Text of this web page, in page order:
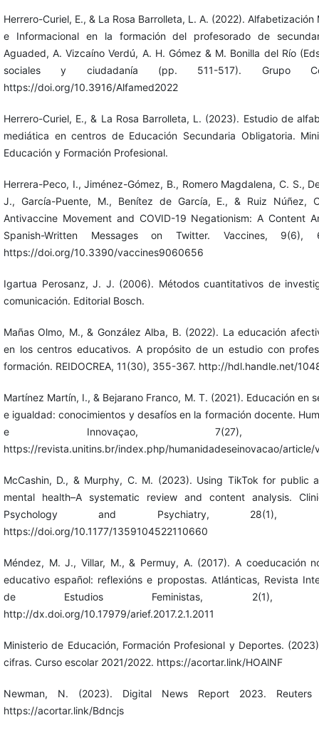
Herrero-Curiel, E., & La Rosa Barrolleta, L. A. (2022). Alfabetización
e Informacional en la formación del profesorado de
Aguaded, A. Vizcaíno Verdú, A. H. Gómez & M. Bonilla del Río
sociales y ciudadanía (pp. 511-517). Grupo
https://doi.org/10.3916/Alfamed2022
Herrero-Curiel, E., & La Rosa Barrolleta, L. (2023). Estudio de
mediática en centros de Educación Secundaria Obligatoria.
Educación y Formación Profesional.
Herrera-Peco, I., Jiménez-Gómez, B., Romero Magdalena, C. S.,
J., García-Puente, M., Benítez de García, E., & Ruiz Núñez,
Antivaccine Movement and COVID-19 Negationism: A Content
Spanish-Written Messages on Twitter. Vaccines, 9(6),
https://doi.org/10.3390/vaccines9060656
Igartua Perosanz, J. J. (2006). Métodos cuantitativos de
comunicación. Editorial Bosch.
Mañas Olmo, M., & González Alba, B. (2022). La educación
en los centros educativos. A propósito de un estudio con
formación. REIDOCREA, 11(30), 355-367. http://hdl.handle.net/
Martínez Martín, I., & Bejarano Franco, M. T. (2021). Educación en
e igualdad: conocimientos y desafíos en la formación docente.
e Innovaçao, 7(27), 134-
https://revista.unitins.br/index.php/humanidadeseinovacao/article/
McCashin, D., & Murphy, C. M. (2023). Using TikTok for public
mental health–A systematic review and content analysis.
Psychology and Psychiatry, 28(1),
https://doi.org/10.1177/1359104522110660
Méndez, M. J., Villar, M., & Permuy, A. (2017). A coeducación
educativo español: reflexións e propostas. Atlánticas, Revista
de Estudios Feministas, 2(1),
http://dx.doi.org/10.17979/arief.2017.2.1.2011
Ministerio de Educación, Formación Profesional y Deportes.
cifras. Curso escolar 2021/2022. https://acortar.link/HOAlNF
Newman, N. (2023). Digital News Report 2023. Reuters
https://acortar.link/Bdncjs